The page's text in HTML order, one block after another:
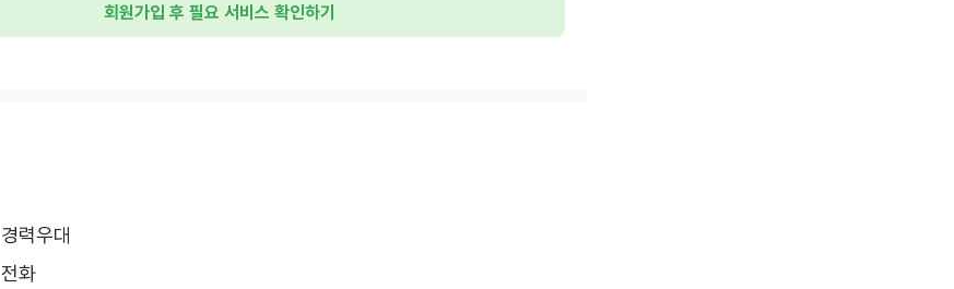
회원가입 후 필요 서비스 확인하기
경력우대
전화